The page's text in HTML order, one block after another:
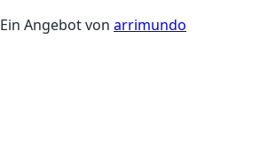
Ein Angebot von arrimundo